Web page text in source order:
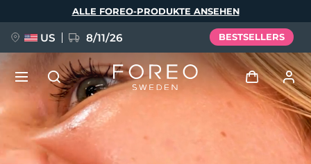
ALLE FOREO-PRODUKTE ANSEHEN
US 8/11/26 BESTSELLERS
Anmelden
NEU
BREAKING NEWS
Sprache